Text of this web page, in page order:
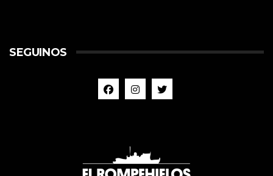
SEGUINOS